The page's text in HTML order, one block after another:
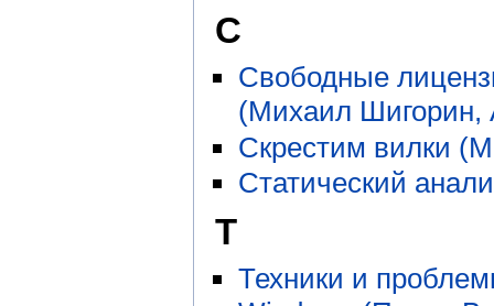
С
Свободные
(Михаил Шигорин,
Скрестим вилки
Статический
Т
Техники и